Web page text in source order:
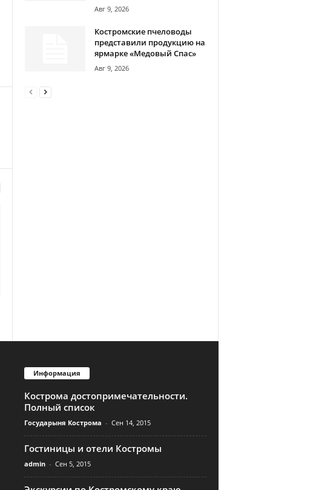
Авг 9, 2026
Костромские пчеловоды
представили продукцию на
ярмарке «Медовый Спас»
Авг 9, 2026
Информация
Кострома достопримечательности.
Полный список
Государыня Кострома - Сен 14, 2015
Гостиницы и отели Костромы
admin - Сен 5, 2015